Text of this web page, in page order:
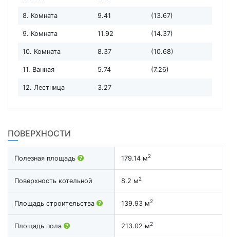
8. Комната 9.41 (13.67)
9. Комната 11.92 (14.37)
10. Комната 8.37 (10.68)
11. Ванная 5.74 (7.26)
12. Лестница 3.27
ПОВЕРХНОСТИ
Полезная площадь 179.14 м2
Поверхность котельной 8.2 м2
Площадь строительства 139.93 м2
Площадь пола 213.02 м2